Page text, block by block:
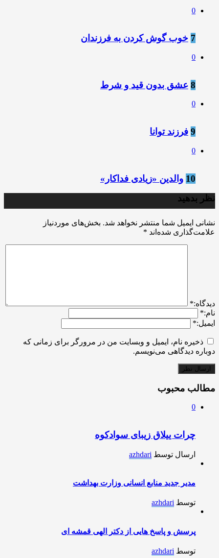
0
7 خوب گوش کردن به فرزندان
0
8 عشق بدون قید و شرط
0
9 فرزند توانا
0
10 والدین «زیادی فداکار»
نظر بدهید
نشانی ایمیل شما منتشر نخواهد شد. بخش‌های موردنیاز
علامت‌گذاری شده‌اند *
ديدگاه:*
نام:*
ایمیل:*
ذخیره نام، ایمیل و وبسایت من در مرورگر برای زمانی که
دوباره دیدگاهی می‌نویسم.
مطالب محبوب
0
چرات ییلاق زیبای سوادکوه
ارسال توسط azhdari
مدیر جدید منابع انسانی وزارت بهداشت
توسط azhdari
پرسش و پاسخ هایی از دکتر الهی قمشه ای
توسط azhdari